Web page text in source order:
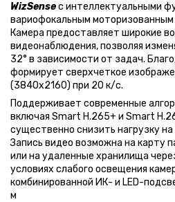
WizSenseс интеллектуальными
вариофокальным
Камера предоставляет широкие
видеонаблюдения, позволяя
32° в зависимости от задач.
формирует сверхчеткое
(3840x2160) при 20 к/с.
Поддерживает современные
включая Smart H.265+ и Smart
существенно снизить нагрузку
Запись видео возможна на карту
или на удаленные хранилища
условиях слабого освещения
комбинированной ИК- и LED-
м